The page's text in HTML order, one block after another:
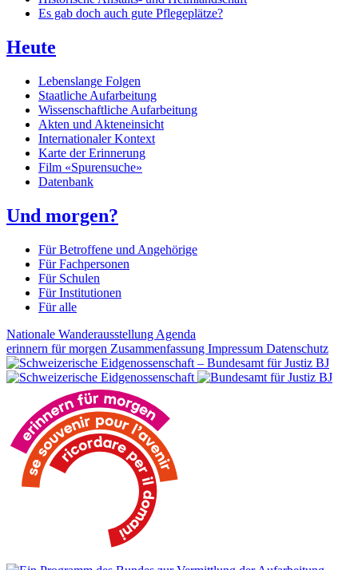
Es gab doch auch gute Pflegeplätze?
Heute
Lebenslange Folgen
Staatliche Aufarbeitung
Wissenschaftliche Aufarbeitung
Akten und Akteneinsicht
Internationaler Kontext
Karte der Erinnerung
Film «Spurensuche»
Datenbank
Und morgen?
Für Betroffene und Angehörige
Für Fachpersonen
Für Schulen
Für Institutionen
Für alle
Nationale Wanderausstellung Agenda
erinnern für morgen Zusammenfassung Impressum Datenschutz